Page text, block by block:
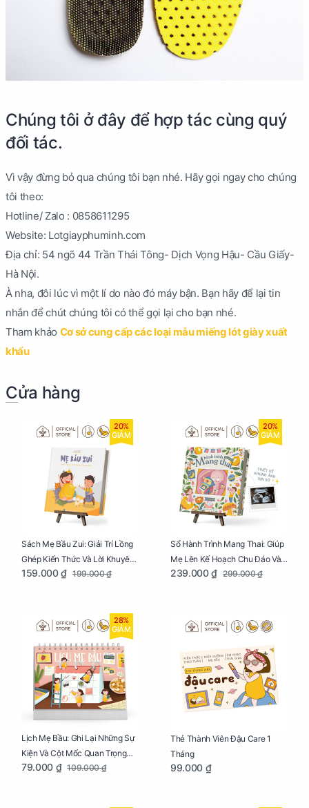
Chúng tôi ở đây để hợp tác cùng quý
đối tác.
Vì vậy đừng bỏ qua chúng tôi bạn nhé. Hãy gọi ngay cho chúng
tôi theo:
Hotline/ Zalo : 0858611295
Website: Lotgiayphuminh.com
Địa chỉ: 54 ngõ 44 Trần Thái Tông- Dịch Vọng Hậu- Cầu Giấy-
Hà Nội.
À nha, đôi lúc vì một lí do nào đó máy bận. Bạn hãy để lại tin
nhắn để chút chúng tôi có thể gọi lại cho bạn nhé.
Tham khảo Cơ sở cung cấp các loại mẫu miếng lót giày xuất
khẩu
Cửa hàng
20%
GIẢM
Sách Mẹ Bầu Zui: Giải Trí Lồng
Ghép Kiến Thức Và Lời Khuyên
Mang Thai Bổ Ích
159.000 ₫ 199.000 ₫
20%
GIẢM
Sổ Hành Trình Mang Thai: Giúp
Mẹ Lên Kế Hoạch Chu Đáo Và
Lưu Giữ Kỷ Niệm Mang Thai
239.000 ₫ 299.000 ₫
28%
GIẢM
Lịch Mẹ Bầu: Ghi Lại Những Sự
Kiện Và Cột Mốc Quan Trọng
Của Mẹ Và Bé
79.000 ₫ 109.000 ₫
Thẻ Thành Viên Đậu Care 1
Tháng
99.000 ₫